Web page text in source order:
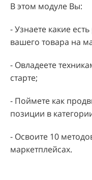
В этом модуле Вы:
- Узнаете какие
вашего товара на
- Овладеете
старте;
- Поймете как
позиции в
- Освоите 10
маркетплейсах.